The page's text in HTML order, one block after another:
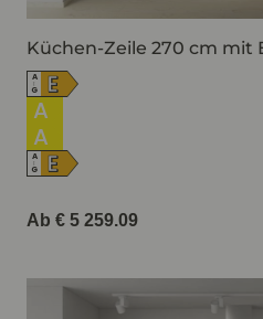
Küchen-Zeile 270 cm mit
A
↑G
E
A
A
A
↑G E
Ab € 5 259.09